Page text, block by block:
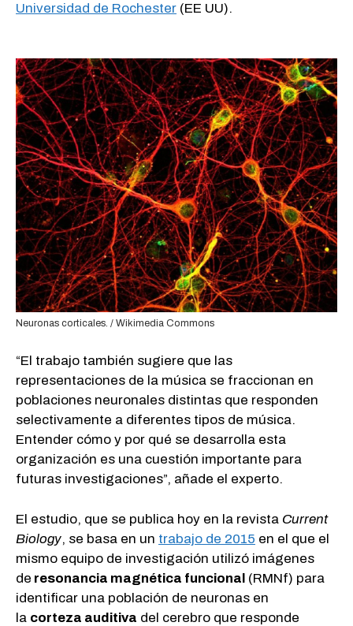
Universidad de Rochester (EE UU).
Neuronas corticales. / Wikimedia Commons
“El trabajo también sugiere que las
representaciones de la música se fraccionan en
poblaciones neuronales distintas que responden
selectivamente a diferentes tipos de música.
Entender cómo y por qué se desarrolla esta
organización es una cuestión importante para
futuras investigaciones”, añade el experto.
El estudio, que se publica hoy en la revista Current
Biology, se basa en un trabajo de 2015 en el que el
mismo equipo de investigación utilizó imágenes
de resonancia magnética funcional (RMNf) para
identificar una población de neuronas en
la corteza auditiva del cerebro que responde